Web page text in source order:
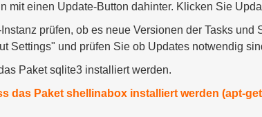
mit einen Update-Button dahinter. Klicken Sie
prüfen, ob es neue Versionen der Tasks und
Settings" und prüfen Sie ob Updates notwendig
Paket sqlite3 installiert werden.
das Paket shellinabox installiert werden (apt-